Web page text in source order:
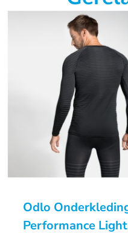
Odlo
Performance Light